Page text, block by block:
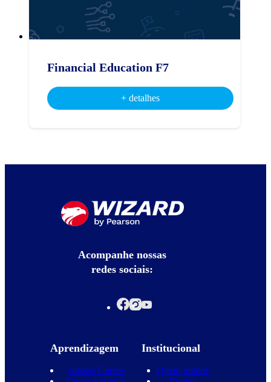
Financial Education F7
+ detalhes
Acompanhe nossas
redes sociais:
Aprendizagem
Nossos Cursos
Institucional
Quem Somos